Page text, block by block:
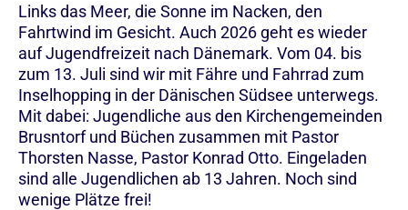
Links das Meer, die Sonne im Nacken, den
Fahrtwind im Gesicht. Auch 2026 geht es wieder
auf Jugendfreizeit nach Dänemark. Vom 04. bis
zum 13. Juli sind wir mit Fähre und Fahrrad zum
Inselhopping in der Dänischen Südsee unterwegs.
Mit dabei: Jugendliche aus den Kirchengemeinden
Brusntorf und Büchen zusammen mit Pastor
Thorsten Nasse, Pastor Konrad Otto. Eingeladen
sind alle Jugendlichen ab 13 Jahren. Noch sind
wenige Plätze frei!